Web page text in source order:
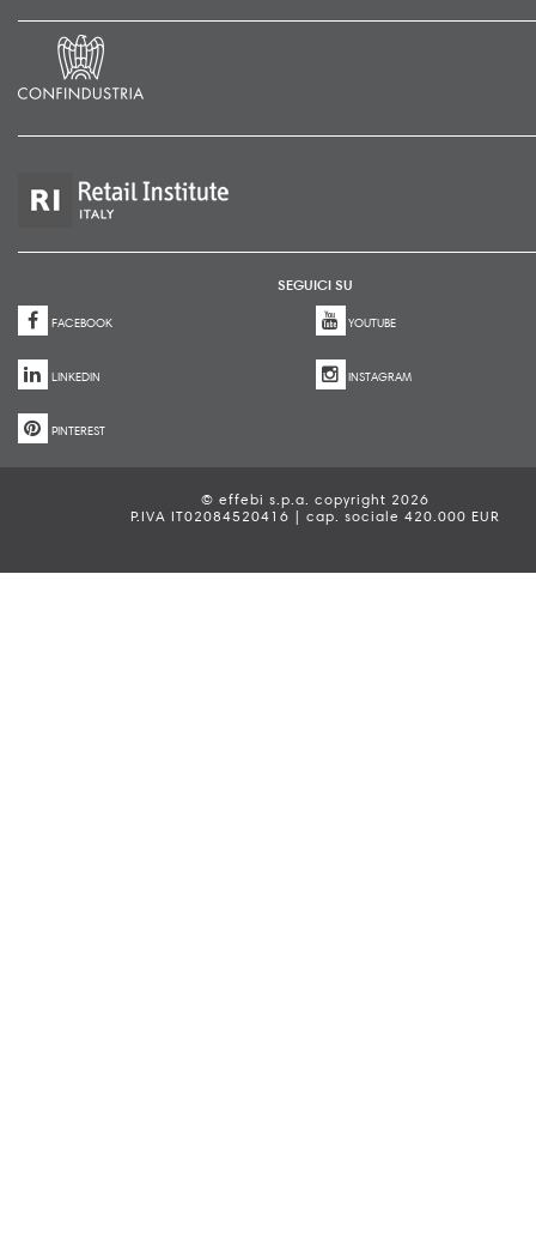
SEGUICI SU
FACEBOOK YOUTUBE
LINKEDIN INSTAGRAM
PINTEREST
© effebi s.p.a. copyright 2026
P.IVA IT02084520416 | cap. sociale 420.000 EUR